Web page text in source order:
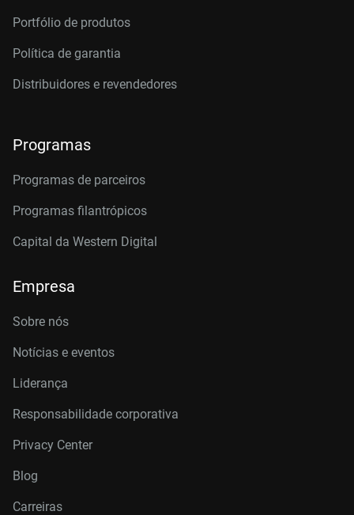
Portfólio de produtos
Política de garantia
Distribuidores e revendedores
Programas
Programas de parceiros
Programas filantrópicos
Capital da Western Digital
Empresa
Sobre nós
Notícias e eventos
Liderança
Responsabilidade corporativa
Privacy Center
Blog
Carreiras